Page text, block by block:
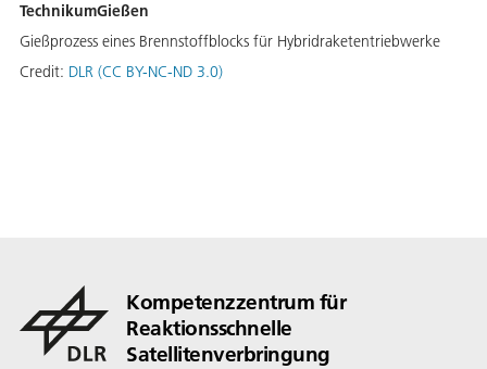
TechnikumGießen
Gießprozess eines Brennstoffblocks für Hybridraketentriebwerke
Credit: DLR (CC BY-NC-ND 3.0)
Kompetenzzentrum für
Reaktionsschnelle
Satellitenverbringung